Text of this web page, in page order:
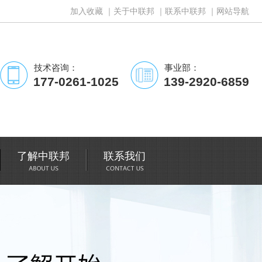
加入收藏 关于中联邦 联系中联邦 网站导航
技术咨询：
177-0261-1025
事业部：
139-2920-6859
了解中联邦 联系我们